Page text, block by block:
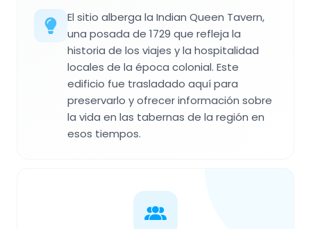
El sitio alberga la Indian Queen Tavern,
una posada de 1729 que refleja la
historia de los viajes y la hospitalidad
locales de la época colonial. Este
edificio fue trasladado aquí para
preservarlo y ofrecer información sobre
la vida en las tabernas de la región en
esos tiempos.